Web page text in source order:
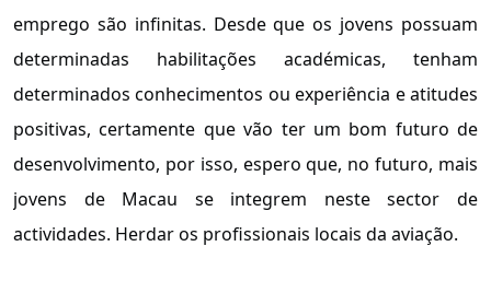
emprego são infinitas. Desde que os jovens possuam
determinadas habilitações académicas, tenham
determinados conhecimentos ou experiência e atitudes
positivas, certamente que vão ter um bom futuro de
desenvolvimento, por isso, espero que, no futuro, mais
jovens de Macau se integrem neste sector de
actividades. Herdar os profissionais locais da aviação.